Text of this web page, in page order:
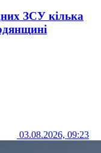
ЗСУ кілька
03.08.2026, 09:23